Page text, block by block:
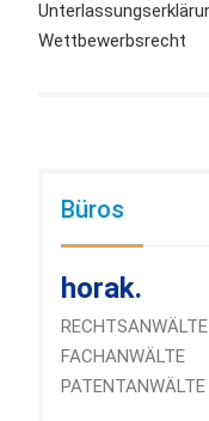
Wettbewerbsrecht
Büros
horak.
FACHANWÄLTE
PATENTANWÄLTE